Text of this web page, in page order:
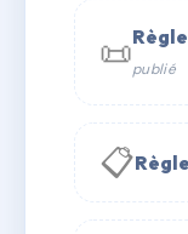
📜publié
📋